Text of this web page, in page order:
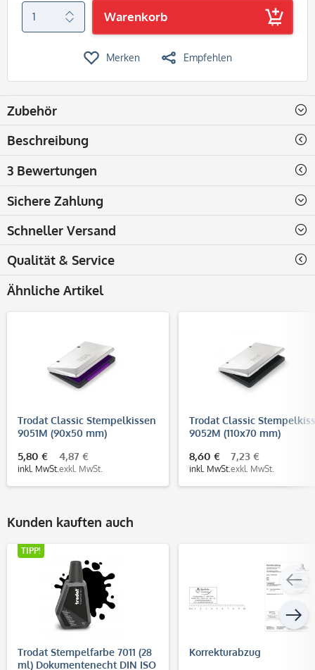
Warenkorb
Merken Empfehlen
Zubehör
Beschreibung
3 Bewertungen
Sichere Zahlung
Schneller Versand
Qualität & Service
Ähnliche Artikel
Trodat Classic Stempelkissen
9051M (90x50 mm)
5,80 €
inkl. MwSt.
4,87 €
exkl. MwSt.
Trodat Classic
9052M (110x70 mm)
8,60 €
inkl. MwSt.
7,23 €
exkl. MwSt.
Kunden kauften auch
TIPP!
Trodat Stempelfarbe 7011 (28
ml) Dokumentenecht DIN ISO
Korrekturabzug